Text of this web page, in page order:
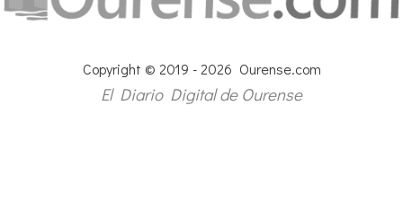
Copyright © 2019 - 2026 Ourense.com
El Diario Digital de Ourense